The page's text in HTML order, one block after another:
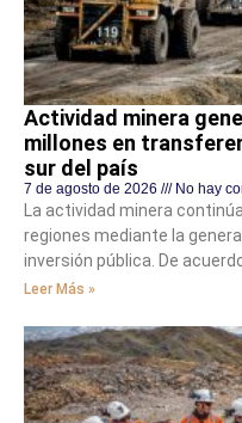
Actividad minera
millones en
sur del país
7 de agosto de 2026 No hay
La actividad minera
regiones mediante la
inversión pública. De
Leer Más »